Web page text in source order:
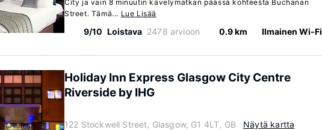
City ja vain 8 minuutin kävelymatkan päässä kohteesta Buchanan
Street. Tämä... Lue Lisää
9/10 Loistava 2478 arvioon 0.9 km Ilmainen Wi-Fi
Holiday Inn Express Glasgow City Centre
Riverside by IHG
122 Stockwell Street, Glasgow, G1 4LT, GB Näytä kartta